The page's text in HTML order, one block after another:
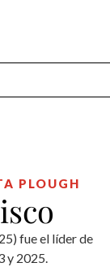
PLOUGH
fue el líder de
y 2025.